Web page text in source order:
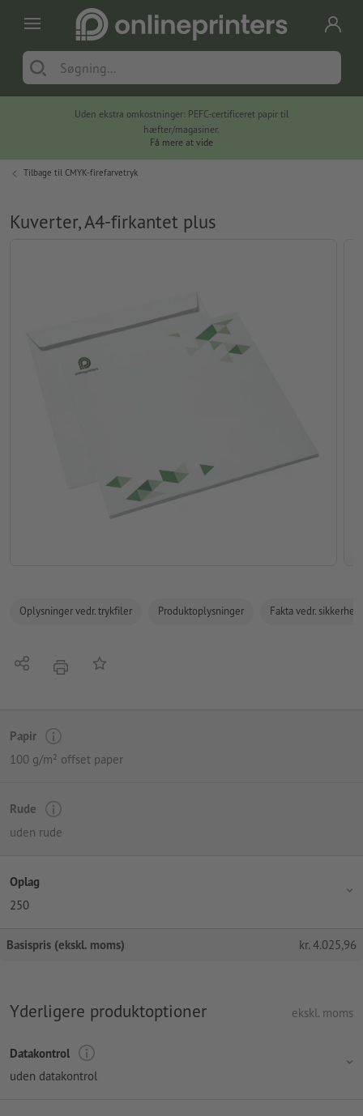
Uden ekstra omkostninger: PEFC-certificeret papir til
hæfter/magasiner.
Få mere at vide
Tilbage til CMYK-firefarvetryk
Kuverter, A4-firkantet plus
Oplysninger vedr. trykfiler Produktoplysninger Fakta vedr.
Del tryk Tilføj til huskelisten
Papir
100 g/m² offset paper
Rude
uden rude
Oplag
250
Basispris (ekskl. moms) kr. 4.025,96
Yderligere produktoptioner ekskl. moms
Datakontrol
uden datakontrol